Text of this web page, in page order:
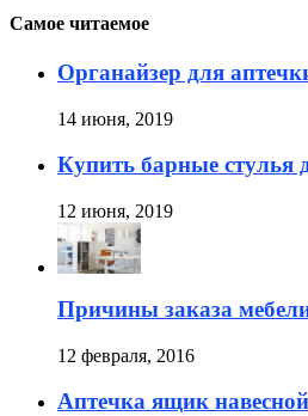
Самое читаемое
Органайзер для
14 июня, 2019
Купить барные стулья
12 июня, 2019
Причины заказа
12 февраля, 2016
Аптечка ящик навесной